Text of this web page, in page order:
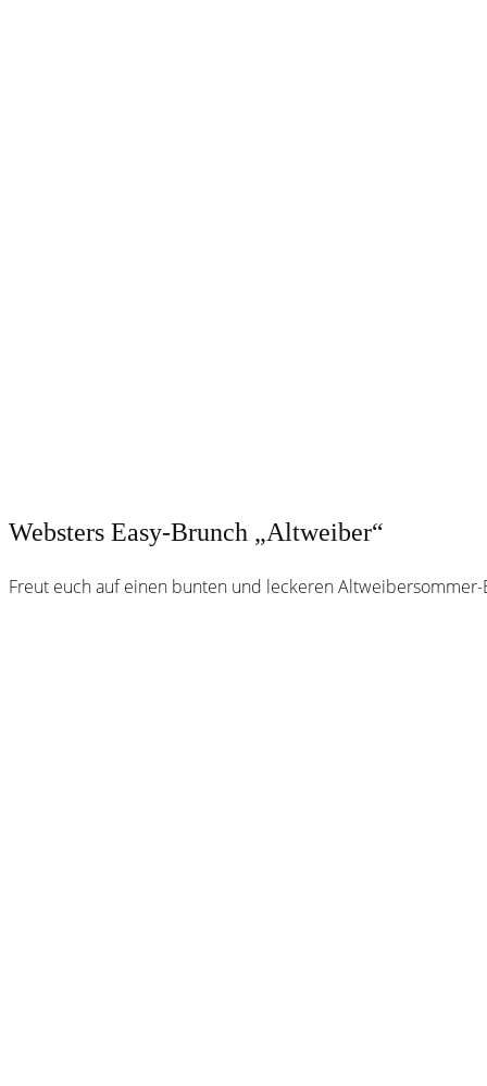
Websters Easy-Brunch „Altweiber“
Freut euch auf einen bunten und leckeren